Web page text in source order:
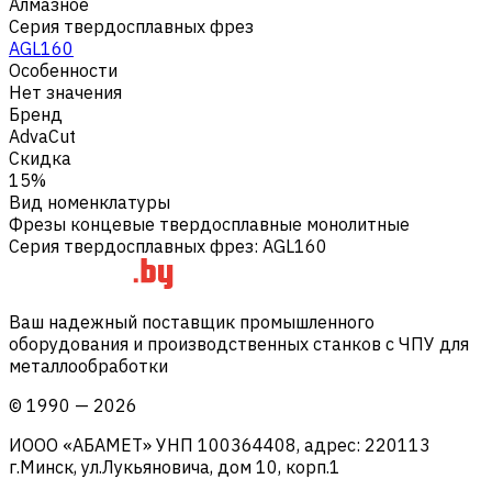
Серия твердосплавных фрез
AGL160
Особенности
Нет значения
Бренд
AdvaCut
Скидка
15%
Вид номенклатуры
Фрезы концевые твердосплавные монолитные
Серия твердосплавных фрез: AGL160
Ваш надежный поставщик промышленного
оборудования и производственных станков с ЧПУ для
металлообработки
© 1990 — 2026
ИООО «АБАМЕТ» УНП 100364408, адрес: 220113
г.Минск, ул.Лукьяновича, дом 10, корп.1